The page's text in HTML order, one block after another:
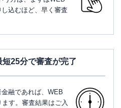
込むほど、早く審査
25分で審査が完了
融であれば、WEB
す。審査結果はご入